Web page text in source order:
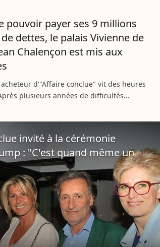
pouvoir payer ses 9 millions
dettes, le palais Vivienne de
Chalençon est mis aux
acheteur d'"Affaire conclue" vit des heures
plusieurs années de difficultés
Pierre-Jean Chalençon sera forcé ce jeudi
invité à la cérémonie
: "C'est quand même un